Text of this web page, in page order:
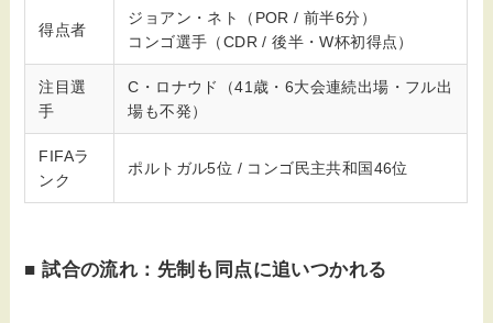
得点者
ジョアン・ネト（POR / 前半6分）
コンゴ選手（CDR / 後半・W杯初得点）
注目選
手
C・ロナウド（41歳・6大会連続出場・フル出
場も不発）
FIFAラ
ンク
ポルトガル5位 / コンゴ民主共和国46位
■ 試合の流れ：先制も同点に追いつかれる